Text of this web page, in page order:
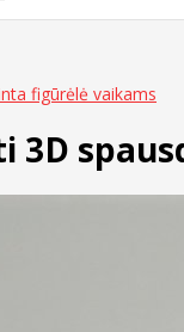
figūrėlė vaikams
3D